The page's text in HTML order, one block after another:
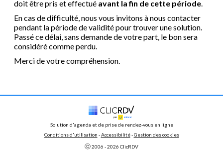
doit être pris et effectué avant la fin de cette période.
En cas de difficulté, nous vous invitons à nous contacter
pendant la période de validité pour trouver une solution.
Passé ce délai, sans demande de votre part, le bon sera
considéré comme perdu.
Merci de votre compréhension.
Solution d'agenda et de prise de rendez-vous en ligne
Conditions d'utilisation - Accessibilité - Gestion des cookies
ⓒ 2006 - 2026 ClicRDV